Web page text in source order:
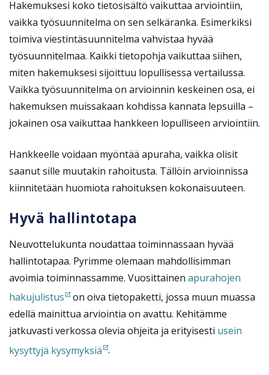
Hakemuksesi koko tietosisältö vaikuttaa arviointiin,
vaikka työsuunnitelma on sen selkäranka. Esimerkiksi
toimiva viestintäsuunnitelma vahvistaa hyvää
työsuunnitelmaa. Kaikki tietopohja vaikuttaa siihen,
miten hakemuksesi sijoittuu lopullisessa vertailussa.
Vaikka työsuunnitelma on arvioinnin keskeinen osa, ei
hakemuksen muissakaan kohdissa kannata lepsuilla –
jokainen osa vaikuttaa hankkeen lopulliseen arviointiin.
Hankkeelle voidaan myöntää apuraha, vaikka olisit
saanut sille muutakin rahoitusta. Tällöin arvioinnissa
kiinnitetään huomiota rahoituksen kokonaisuuteen.
Hyvä hallintotapa
Neuvottelukunta noudattaa toiminnassaan hyvää
hallintotapaa. Pyrimme olemaan mahdollisimman
avoimia toiminnassamme. Vuosittainen apurahojen
hakujulistus
on oiva tietopaketti, jossa muun muassa
edellä mainittua arviointia on avattu. Kehitämme
jatkuvasti verkossa olevia ohjeita ja erityisesti usein
kysyttyjä kysymyksiä .